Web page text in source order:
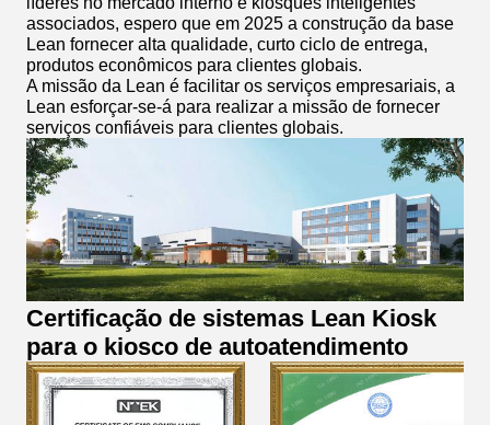
associados, espero que em 2025 a construção da base
Lean fornecer alta qualidade, curto ciclo de entrega,
produtos econômicos para clientes globais.
A missão da Lean é facilitar os serviços empresariais, a
Lean esforçar-se-á para realizar a missão de fornecer
serviços confiáveis para clientes globais.
Certificação de sistemas Lean Kiosk
para o kiosco de autoatendimento